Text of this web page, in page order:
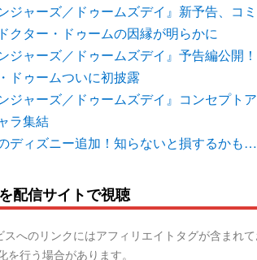
ンジャーズ／ドゥームズデイ』新予告、
クター・ドゥームの因縁が明らかに
ジャーズ／ドゥームズデイ』予告編公開
ドゥームついに初披露
ンジャーズ／ドゥームズデイ』コンセプ
ラ集結
ディズニー追加！知らないと損するかも…
配信サイトで視聴
スへのリンクにはアフィリエイトタグが含まれ
を行う場合があります。